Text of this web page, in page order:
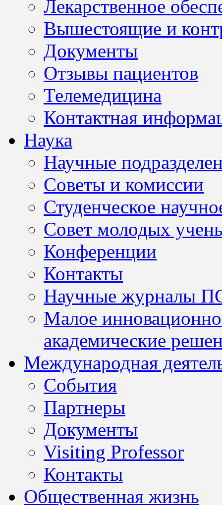
Лекарственное
Вышестоящие и
Документы
Отзывы пациентов
Телемедицина
Контактная
Наука
Научные
Советы и комиссии
Студенческое
Совет молодых
Конференции
Контакты
Научные журналы
Малое
академические
Международная
События
Партнеры
Документы
Visiting Professor
Контакты
Общественная жизнь